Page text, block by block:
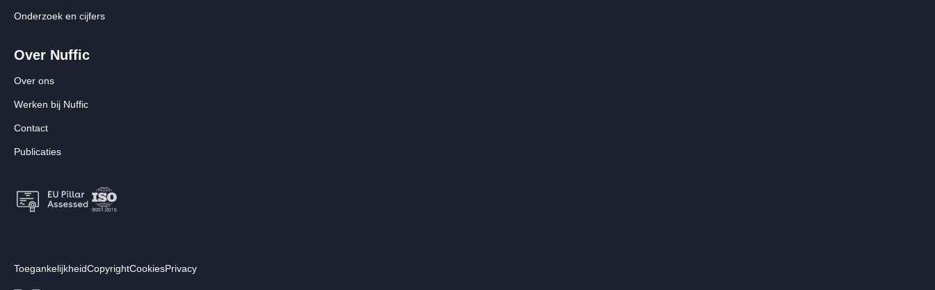
Onderzoek en cijfers
Over Nuffic
Over ons
Werken bij Nuffic
Contact
Publicaties
Footer:
ToegankelijkheidCopyrightCookiesPrivacy